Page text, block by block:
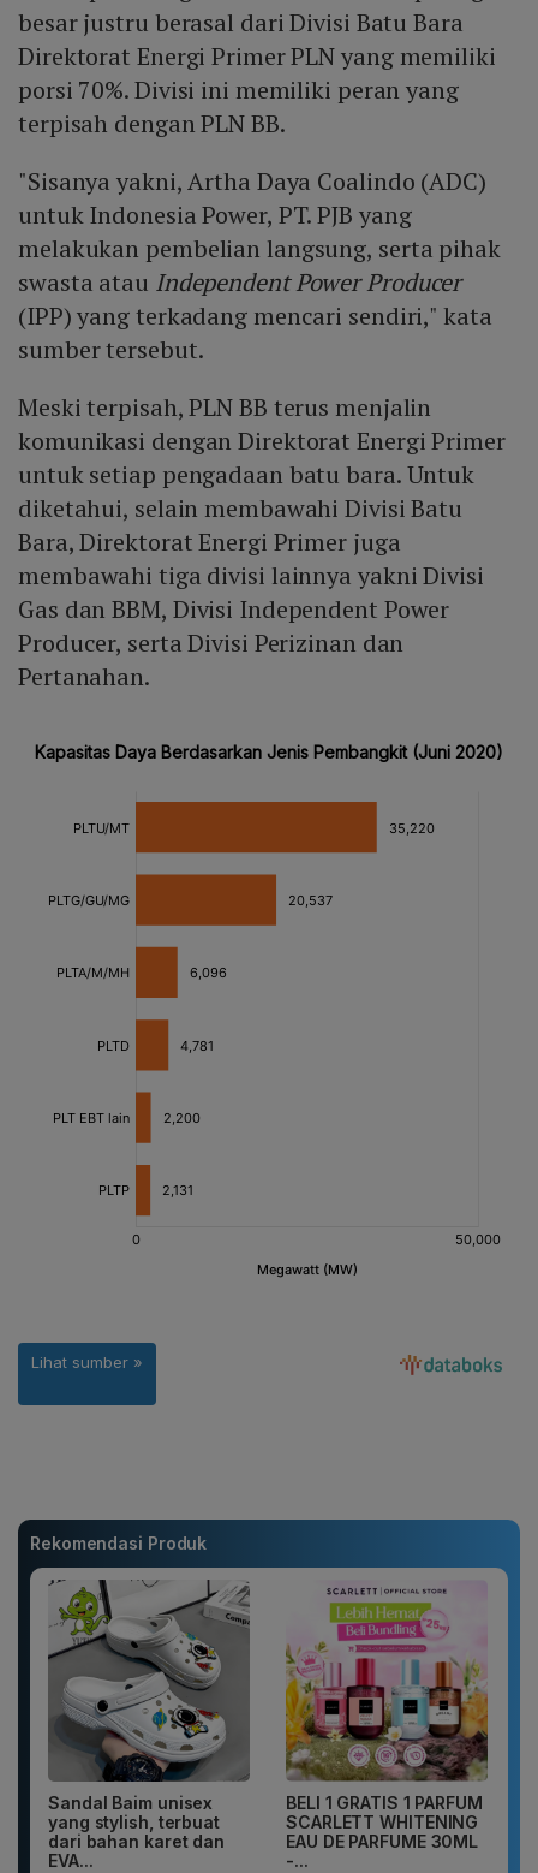
besar justru berasal dari Divisi Batu Bara
Direktorat Energi Primer PLN yang memiliki
porsi 70%. Divisi ini memiliki peran yang
terpisah dengan PLN BB.
"Sisanya yakni, Artha Daya Coalindo (ADC)
untuk Indonesia Power, PT. PJB yang
melakukan pembelian langsung, serta pihak
swasta atau Independent Power Producer
(IPP) yang terkadang mencari sendiri," kata
sumber tersebut.
Meski terpisah, PLN BB terus menjalin
komunikasi dengan Direktorat Energi Primer
untuk setiap pengadaan batu bara. Untuk
diketahui, selain membawahi Divisi Batu
Bara, Direktorat Energi Primer juga
membawahi tiga divisi lainnya yakni Divisi
Gas dan BBM, Divisi Independent Power
Producer, serta Divisi Perizinan dan
Pertanahan.
Rekomendasi Produk
Sandal Baim unisex
yang stylish, terbuat
dari bahan karet dan
EVA...
BELI 1 GRATIS 1 PARFUM
SCARLETT WHITENING
EAU DE PARFUME 30ML
-...